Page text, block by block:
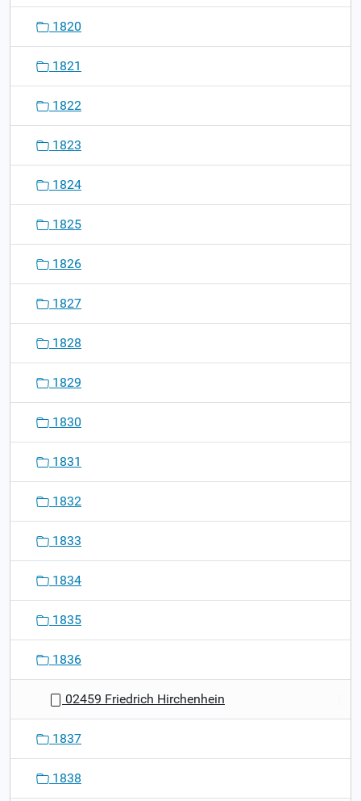
1820
1821
1822
1823
1824
1825
1826
1827
1828
1829
1830
1831
1832
1833
1834
1835
1836
02459 Friedrich Hirchenhein
1837
1838